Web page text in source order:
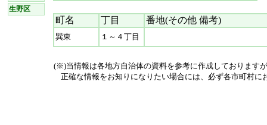
生野区
町名 丁目 番地(その他 備考)
巽東 １～４丁目
(※)当情報は各地方自治体の資料を参考に作成しております
正確な情報をお知りになりたい場合には、必ず各市町村に